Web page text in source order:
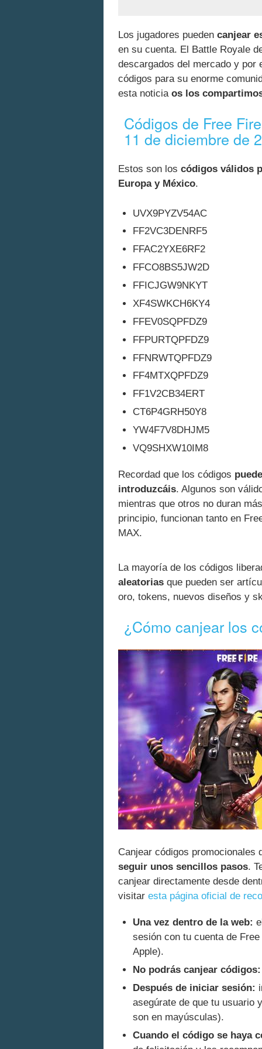
Los jugadores pueden canjear
en su cuenta. El Battle Royale
descargados del mercado y por
códigos para su enorme
esta noticia os los
Códigos de Free
11 de diciembre de
Estos son los códigos válidos
Europa y México.
UVX9PYZV54AC
FF2VC3DENRF5
FFAC2YXE6RF2
FFCO8BS5JW2D
FFICJGW9NKYT
XF4SWKCH6KY4
FFEV0SQPFDZ9
FFPURTQPFDZ9
FFNRWTQPFDZ9
FF4MTXQPFDZ9
FF1V2CB34ERT
CT6P4GRH50Y8
YW4F7V8DHJM5
VQ9SHXW10IM8
Recordad que los códigos
introduzcáis. Algunos son
mientras que otros no duran
principio, funcionan tanto en
MAX.
La mayoría de los códigos
aleatorias que pueden ser
oro, tokens, nuevos diseños y
¿Cómo canjear los
Canjear códigos promocionales
seguir unos sencillos pasos.
canjear directamente desde
visitar esta página oficial de
Una vez dentro de la web:
sesión con tu cuenta de
Apple).
No podrás canjear códigos:
Después de iniciar sesión:
asegúrate de que tu usuario
son en mayúsculas).
Cuando el código se haya